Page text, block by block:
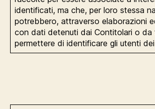
identificati, ma che, per loro stessa
potrebbero, attraverso elaborazioni
con dati detenuti dai Contitolari o da
permettere di identificare gli utenti